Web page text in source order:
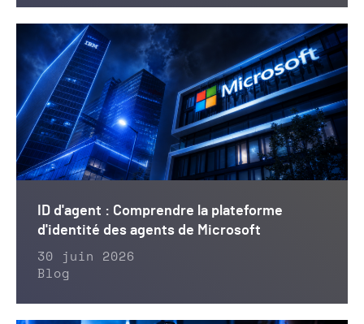
ID d'agent : Comprendre la plateforme
d'identité des agents de Microsoft
30 juin 2026
Blog